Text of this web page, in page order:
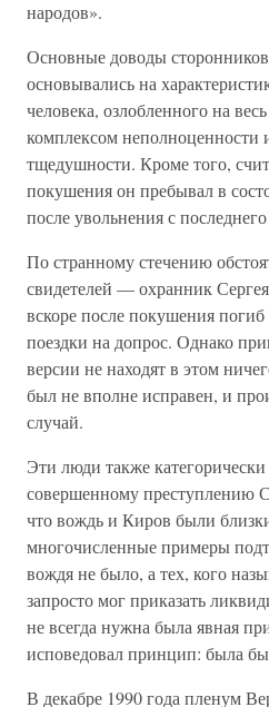
народов».
Основные доводы
основывались на
человека, озлобленного на
комплексом неполноценности
тщедушности. Кроме того,
покушения он пребывал в
после увольнения с
По странному стечению
свидетелей — охранник
вскоре после покушения погиб
поездки на допрос. Однако
версии не находят в этом
был не вполне исправен, и
случай.
Эти люди также
совершенному преступлению
что вождь и Киров были
многочисленные примеры
вождя не было, а тех, кого
запросто мог приказать
не всегда нужна была явная
исповедовал принцип: была
В декабре 1990 года пленум